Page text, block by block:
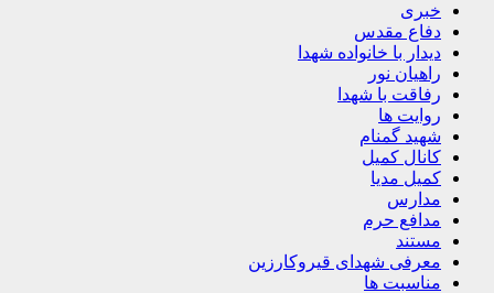
خبری
دفاع مقدس
دیدار با خانواده شهدا
راهیان نور
رفاقت با شهدا
روایت ها
شهید گمنام
کانال کمیل
کمیل مدیا
مدارس
مدافع حرم
مستند
معرفی شهدای قیروکارزین
مناسبت ها